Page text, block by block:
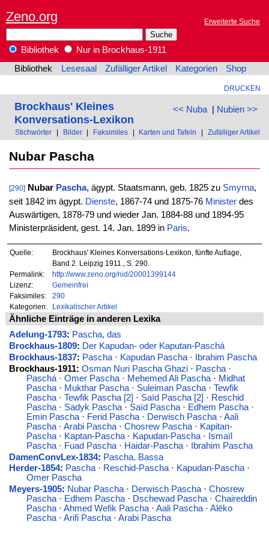
Zeno.org Erweiterte Suche
Bibliothek
Nur in Brockhaus-1911
Bibliothek
Lesesaal Zufälliger Artikel Kategorien Shop
DRUCKEN
<< Nuba| Nubien >>
Brockhaus' Kleines
Konversations-Lexikon
Stichwörter Bilder Faksimiles Karten und Tafeln Zufälliger Artikel
Nubar Pascha
[290] Nubar Pascha, ägypt. Staatsmann, geb. 1825 zu Smyrna,
seit 1842 im ägypt. Dienste, 1867-74 und 1875-76 Ministerdes
Auswärtigen, 1878-79 und wieder Jan. 1884-88 und 1894-95
Ministerpräsident, gest. 14. Jan. 1899 in Paris.
Quelle:
Brockhaus' Kleines Konversations-Lexikon, fünfte Auflage,
Band 2. Leipzig 1911., S. 290.
Permalink:
http://www.zeno.org/nid/20001399144
Lizenz:
Gemeinfrei
Faksimiles:
290
Kategorien:
Lexikalischer Artikel
Ähnliche Einträge in anderen Lexika
Adelung-1793: Pascha, das
Brockhaus-1809: Der Kapudan- oder Kaputan-Paschá
Brockhaus-1837: Pascha· Kapudan Pascha·
Ibrahim Pascha
Brockhaus-1911: Osman Nuri Pascha Ghazi· Pascha·
Paschá· Omer Pascha· Mehemed Ali Pascha· Midhat
Pascha· Mukthar Pascha· Suleiman Pascha· Tewfik
Pascha· Tewfik Pascha [2] · Saïd Pascha [2] · Reschid
Pascha· Sadyk Pascha· Saïd Pascha· Edhem Pascha·
Emin Pascha· Ferid Pascha· Derwisch Pascha· Aali
Pascha· Arabi Pascha· Chosrew Pascha· Kapitan-
Pascha· Kaptan-Pascha· Kapudan-Pascha· Ismaïl
Pascha· Fuad Pascha· Haidar-Pascha· Ibrahim Pascha
DamenConvLex-1834: Pascha, Bassa
Herder-1854: Pascha· Reschid-Pascha· Kapudan-Pascha·
Omer Pascha
Meyers-1905: Nubar Pascha· Derwisch Pascha· Chosrew
Pascha· Edhem Pascha· Dschewad Pascha· Chaireddin
Pascha· Ahmed Wefik Pascha· Aali Pascha· Alēko
Pascha· Arifi Pascha· Arabi Pascha